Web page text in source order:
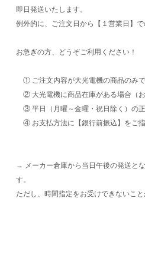
即日発送いたします。
例外的に、ご注文日から【１営業日】で
お急ぎの方、どうぞご利用ください！
① ご注文内容が大光電機の商品のみ
② 大光電機に商品在庫がある場合（お
③ 平日（月曜～金曜・祝日除く）の
④ お支払方法に【銀行前振込】をご
→ メーカー倉庫から当日午後の発送と
す。
ただし、時間指定をお受けできないこ